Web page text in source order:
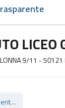
LICEO
9/11 - 50121
Informazioni ambientali